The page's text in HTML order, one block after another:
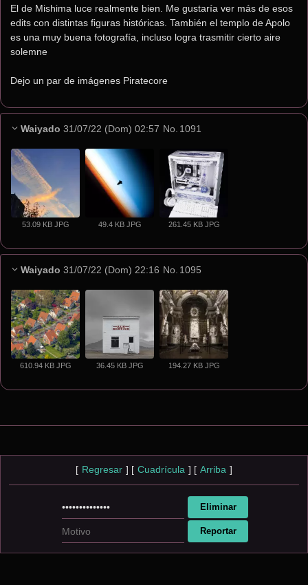
El de Mishima luce realmente bien. Me gustaría ver más de esos
edits con distintas figuras históricas. También el templo de Apolo
es una muy buena fotografía, incluso logra trasmitir cierto aire
solemne
Dejo un par de imágenes Piratecore
Waiyado 31/07/22 (Dom) 02:57 No. 1091
53.09 KB JPG 49.4 KB JPG 261.45 KB JPG
Waiyado 31/07/22 (Dom) 22:16 No. 1095
610.94 KB JPG 36.45 KB JPG 194.27 KB JPG
[ Regresar ] [ Cuadrícula ] [ Arriba ]